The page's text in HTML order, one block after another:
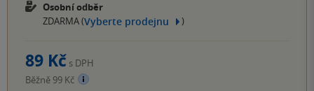
Osobní odběr
ZDARMA (Vyberte prodejnu )
89 Kč s DPH
Běžně 99 Kč